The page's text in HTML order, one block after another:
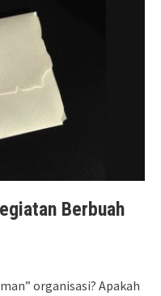
Berbuah
organisasi? Apakah